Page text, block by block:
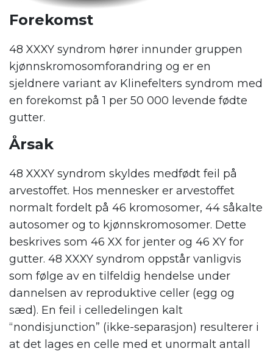
Forekomst
48 XXXY syndrom hører innunder gruppen
kjønnskromosomforandring og er en
sjeldnere variant av Klinefelters syndrom med
en forekomst på 1 per 50 000 levende fødte
gutter.
Årsak
48 XXXY syndrom skyldes medfødt feil på
arvestoffet. Hos mennesker er arvestoffet
normalt fordelt på 46 kromosomer, 44 såkalte
autosomer og to kjønnskromosomer. Dette
beskrives som 46 XX for jenter og 46 XY for
gutter. 48 XXXY syndrom oppstår vanligvis
som følge av en tilfeldig hendelse under
dannelsen av reproduktive celler (egg og
sæd). En feil i celledelingen kalt
“nondisjunction” (ikke-separasjon) resulterer i
at det lages en celle med et unormalt antall